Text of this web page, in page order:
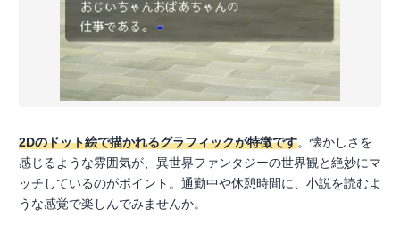
2Dのドット絵で描かれるグラフィックが特徴です。懐かしさを
感じるような雰囲気が、異世界ファンタジーの世界観と絶妙にマ
ッチしているのがポイント。通勤中や休憩時間に、小説を読むよ
うな感覚で楽しんでみませんか。